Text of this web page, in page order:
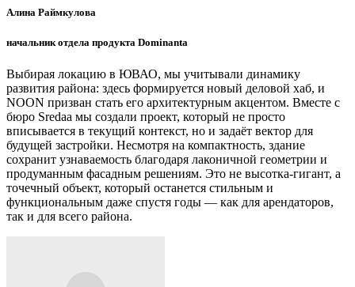
Алина Раймкулова
начальник отдела продукта Dominanta
Выбирая локацию в ЮВАО, мы учитывали динамику
развития района: здесь формируется новый деловой хаб, и
NOON призван стать его архитектурным акцентом. Вместе с
бюро Sredaa мы создали проект, который не просто
вписывается в текущий контекст, но и задаёт вектор для
будущей застройки. Несмотря на компактность, здание
сохранит узнаваемость благодаря лаконичной геометрии и
продуманным фасадным решениям. Это не высотка-гигант, а
точечный объект, который останется стильным и
функциональным даже спустя годы — как для арендаторов,
так и для всего района.